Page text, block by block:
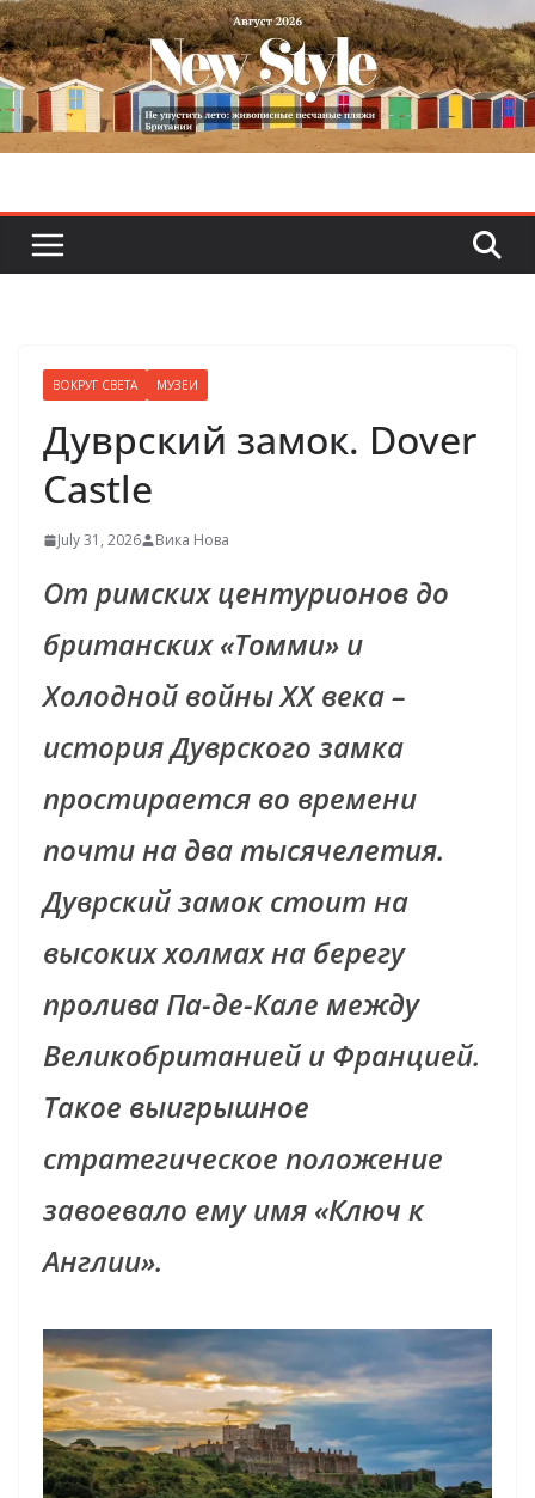
Skip
to
content
ВОКРУГ СВЕТА МУЗЕИ
Дуврский замок. Dover
Castle
July 31, 2026 Вика Нова
От римских центурионов до
британских «Томми» и
Холодной войны XX века –
история Дуврского замка
простирается во времени
почти на два тысячелетия.
Дуврский замок стоит на
высоких холмах на берегу
пролива Па-де-Кале между
Великобританией и Францией.
Такое выигрышное
стратегическое положение
завоевало ему имя «Ключ к
Англии».